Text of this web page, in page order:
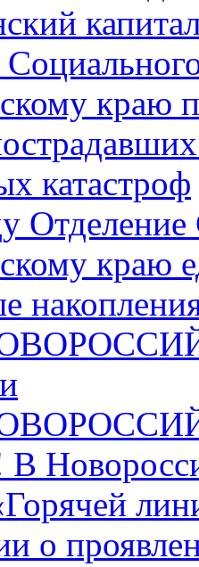
краю
катастроф
краю
о